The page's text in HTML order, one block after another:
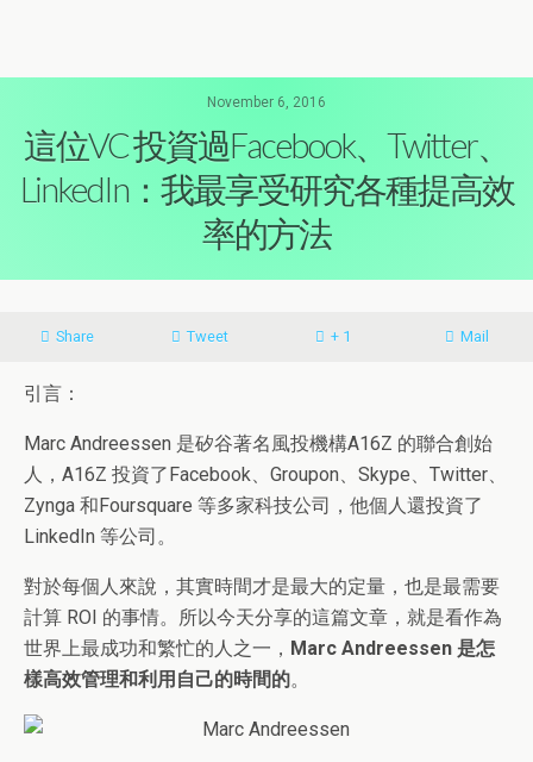
November 6, 2016
這位VC 投資過Facebook、Twitter、
LinkedIn：我最享受研究各種提高效
率的方法
Share Tweet + 1 Mail
引言：
Marc Andreessen 是矽谷著名風投機構A16Z 的聯合創始
人，A16Z 投資了Facebook、Groupon、Skype、Twitter、
Zynga 和Foursquare 等多家科技公司，他個人還投資了
LinkedIn 等公司。
對於每個人來說，其實時間才是最大的定量，也是最需要
計算 ROI 的事情。所以今天分享的這篇文章，就是看作為
世界上最成功和繁忙的人之一， Marc Andreessen 是怎
樣高效管理和利用自己的時間的。